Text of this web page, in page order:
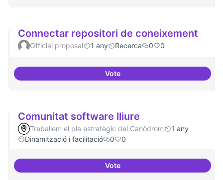
Connectar repositori de coneixement
Official proposal 1 any Recerca 0 0
VoteConnectar repositori de
Comunitat software lliure
Treballem el pla estratègic del Canòdrom
1 any
Dinamització i facilitació
0 0
VoteComunitat software lliure